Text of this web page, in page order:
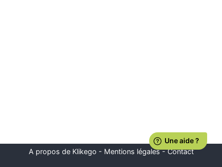
A propos de Klikego - Mentions légales-Contact